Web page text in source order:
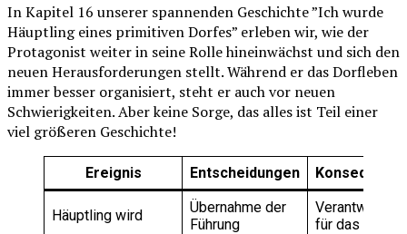
In Kapitel 16 unserer spannenden Geschichte ”Ich wurde
Häuptling eines primitiven Dorfes” erleben wir, wie der
Protagonist weiter in seine Rolle hineinwächst und sich den
neuen Herausforderungen stellt. Während er das Dorfleben
immer besser organisiert, steht er auch vor neuen
Schwierigkeiten. Aber keine Sorge, das alles ist Teil einer
viel größeren Geschichte!
Ereignis Entscheidungen
Häuptling wird
Übernahme der
Führung
Verantwortung
für das Dorf